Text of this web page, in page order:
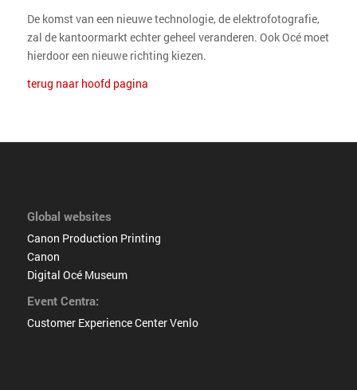
De komst van een nieuwe technologie, de elektrofotografie,
zal de kantoormarkt echter geheel veranderen. Ook Océ moet
hierdoor een nieuwe richting kiezen.
terug naar hoofd pagina
Global websites
Canon Production Printing
Canon
Digital Océ Museum
Event Centra:
Customer Experience Center Venlo